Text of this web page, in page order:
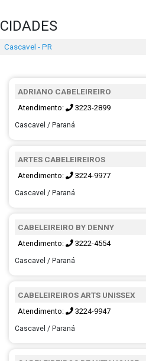
CIDADES
Cascavel - PR
ADRIANO CABELEIREIRO
Atendimento: 3223-2899
Cascavel / Paraná
ARTES CABELEIREIROS
Atendimento: 3224-9977
Cascavel / Paraná
CABELEIREIRO BY DENNY
Atendimento: 3222-4554
Cascavel / Paraná
CABELEIREIROS ARTS UNISSEX
Atendimento: 3224-9947
Cascavel / Paraná